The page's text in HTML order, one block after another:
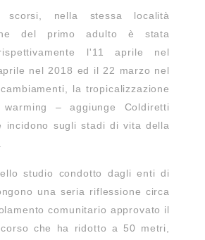
scorsi, nella stessa località
del primo adulto è stata
l'11 aprile nel
nel 2018 ed il 22 marzo nel
la tropicalizzazione
– aggiunge Coldiretti
incidono sugli stadi di vita della
studio condotto dagli enti di
una seria riflessione circa
comunitario approvato il
che ha ridotto a 50 metri,